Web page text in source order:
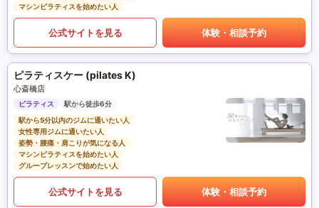
マシンピラティスを始めたい人
公式サイトを見る 体験・相談予約
ピラティスケー (pilates K)
心斎橋店
ピラティス
駅から徒歩6分
駅から5分以内のジムに通いたい人
女性専用ジムに通いたい人
姿勢・腰痛・肩こりが気になる人
マシンピラティスを始めたい人
グループレッスンで始めたい人
公式サイトを見る 体験・相談予約